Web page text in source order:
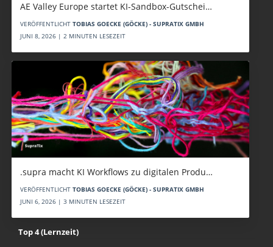
AE Valley Europe startet KI-Sandbox-Gutschei…
VERÖFFENTLICHT TOBIAS GOECKE (GÖCKE) - SUPRATIX GMBH
JUNI 8, 2026 | 2 MINUTEN LESEZEIT
.supra macht KI Workflows zu digitalen Produ…
VERÖFFENTLICHT TOBIAS GOECKE (GÖCKE) - SUPRATIX GMBH
JUNI 6, 2026 | 3 MINUTEN LESEZEIT
Top 4 (Lernzeit)